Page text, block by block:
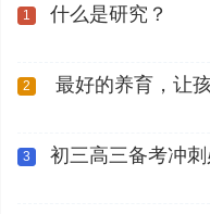
1 什么是研究？
2 最好的养育，让
3 初三高三备考冲